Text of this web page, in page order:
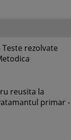
rezolvate
reusita la
primar -